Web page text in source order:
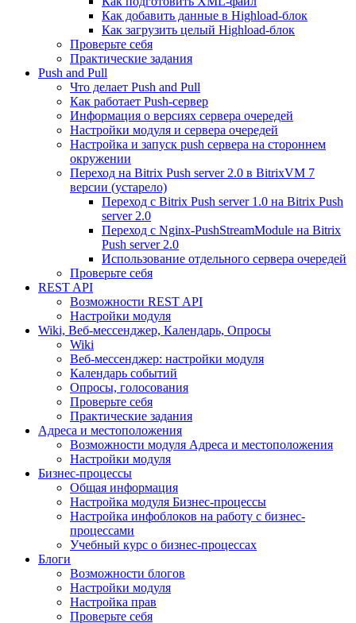
Как добавить данные в Highload-блок
Как загрузить целый Highload-блок
Проверьте себя
Практические задания
Push and Pull
Что делает Push and Pull
Как работает Push-сервер
Информация о версиях сервера очередей
Настройки модуля и сервера очередей
Настройка и запуск push сервера на стороннем
окружении
Переход на Bitrix Push server 2.0 в BitrixVM 7
версии (устарело)
Переход с Bitrix Push server 1.0 на Bitrix Push
server 2.0
Переход с Nginx-PushStreamModule на Bitrix
Push server 2.0
Использование отдельного сервера очередей
Проверьте себя
REST API
Возможности REST API
Настройки модуля
Wiki, Веб-мессенджер, Календарь, Опросы
Wiki
Веб-мессенджер: настройки модуля
Календарь событий
Опросы, голосования
Проверьте себя
Практические задания
Адреса и местоположения
Возможности модуля Адреса и местоположения
Настройки модуля
Бизнес-процессы
Общая информация
Настройка модуля Бизнес-процессы
Настройка инфоблоков на работу с бизнес-
процессами
Учебный курс о бизнес-процессах
Блоги
Возможности блогов
Настройки модуля
Настройка прав
Проверьте себя